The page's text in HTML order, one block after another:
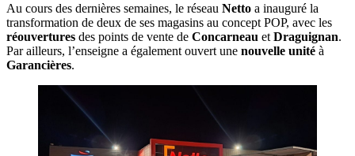
Au cours des dernières semaines, le réseau Netto a inauguré la
transformation de deux de ses magasins au concept POP, avec les
réouvertures des points de vente de Concarneau et Draguignan.
Par ailleurs, l’enseigne a également ouvert une nouvelle unité à
Garancières.